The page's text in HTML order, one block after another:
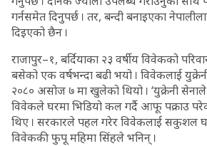
गर्नसमेत दिनुपर्छ । तर, बन्दी बनाइएका
दिइएको छैन ।
राजापुर–१, बर्दियाका २३ वर्षीय विवेकको
बसेको एक वर्षभन्दा बढी भयो । विवेकलाई
२०८० असोज ७ मा खुलेको थियो । ‘युक्रेनी सेनाले
विवेकले घरमा भिडियो कल गर्दै आफू पक्राउ
थिए । सरकारले पहल गरेर विवेकलाई सकुशल
विवेककी फुपू महिमा सिंहले भनिन् ।